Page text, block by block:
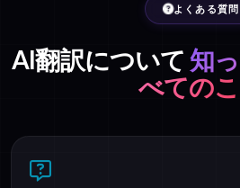
よくある質問
AI翻訳について 知
べての